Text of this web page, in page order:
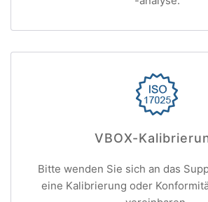
VBOX-
Bitte wenden Sie sich an das
eine Kalibrierung oder